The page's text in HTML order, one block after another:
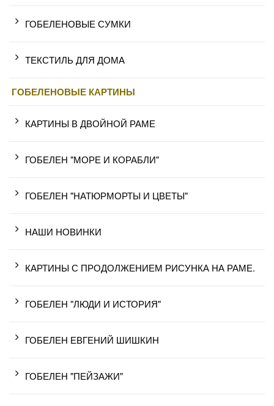
ГОБЕЛЕНОВЫЕ СУМКИ
ТЕКСТИЛЬ ДЛЯ ДОМА
ГОБЕЛЕНОВЫЕ КАРТИНЫ
КАРТИНЫ В ДВОЙНОЙ РАМЕ
ГОБЕЛЕН "МОРЕ И КОРАБЛИ"
ГОБЕЛЕН "НАТЮРМОРТЫ И ЦВЕТЫ"
НАШИ НОВИНКИ
КАРТИНЫ С ПРОДОЛЖЕНИЕМ РИСУНКА НА РАМЕ.
ГОБЕЛЕН "ЛЮДИ И ИСТОРИЯ"
ГОБЕЛЕН ЕВГЕНИЙ ШИШКИН
ГОБЕЛЕН "ПЕЙЗАЖИ"